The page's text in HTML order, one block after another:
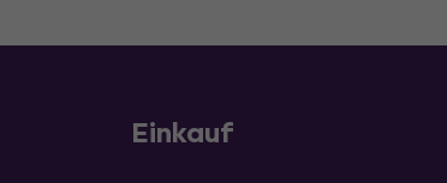
Einkauf